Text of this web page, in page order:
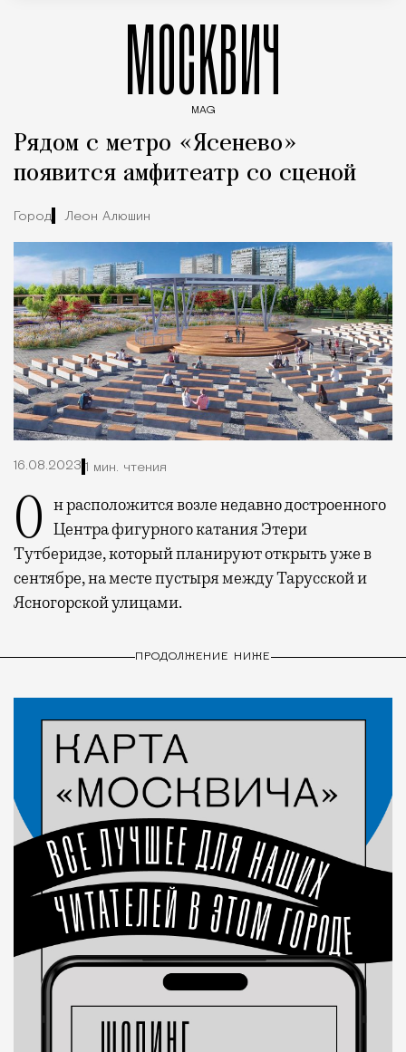
МОСКВИЧ
MAG
Рядом с метро «Ясенево»
появится амфитеатр со сценой
Город Леон Алюшин
16.08.2023 1 мин. чтения
Он расположится возле недавно достроенного Центра фигурного катания Этери
Тутберидзе, который планируют открыть уже в
сентябре, на месте пустыря между Тарусской и
Ясногорской улицами.
ПРОДОЛЖЕНИЕ НИЖЕ